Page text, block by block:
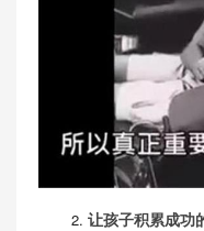
2. 让孩子积累成功